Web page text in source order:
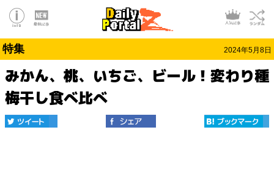
特集 2024年5月8日
みかん、桃、いちご、ビール！変わり種
梅干し食べ比べ